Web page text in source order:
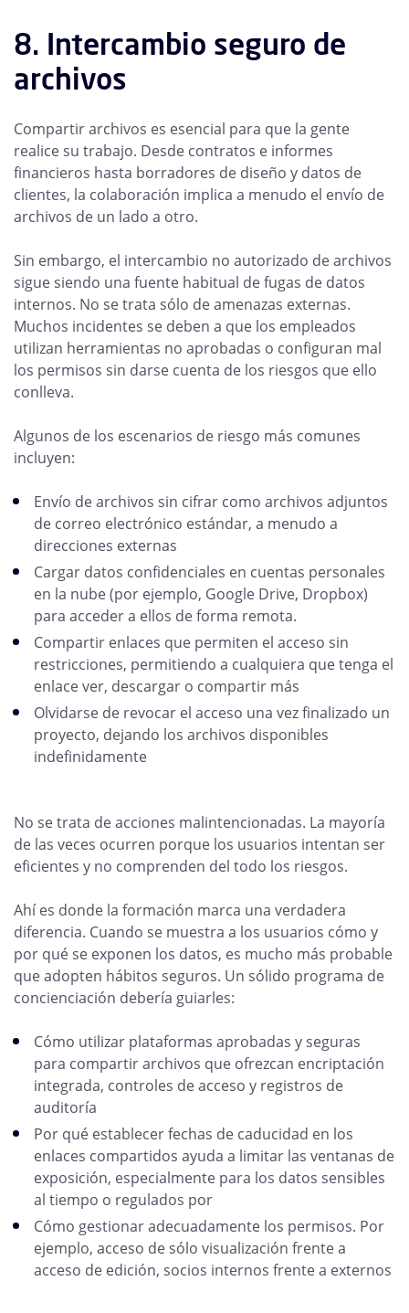
8. Intercambio seguro de
archivos
Compartir archivos es esencial para que la gente
realice su trabajo. Desde contratos e informes
financieros hasta borradores de diseño y datos de
clientes, la colaboración implica a menudo el envío de
archivos de un lado a otro.
Sin embargo, el intercambio no autorizado de archivos
sigue siendo una fuente habitual de fugas de datos
internos. No se trata sólo de amenazas externas.
Muchos incidentes se deben a que los empleados
utilizan herramientas no aprobadas o configuran mal
los permisos sin darse cuenta de los riesgos que ello
conlleva.
Algunos de los escenarios de riesgo más comunes
incluyen:
Envío de archivos sin cifrar como archivos adjuntos
de correo electrónico estándar, a menudo a
direcciones externas
Cargar datos confidenciales en cuentas personales
en la nube (por ejemplo, Google Drive, Dropbox)
para acceder a ellos de forma remota.
Compartir enlaces que permiten el acceso sin
restricciones, permitiendo a cualquiera que tenga el
enlace ver, descargar o compartir más
Olvidarse de revocar el acceso una vez finalizado un
proyecto, dejando los archivos disponibles
indefinidamente
No se trata de acciones malintencionadas. La mayoría
de las veces ocurren porque los usuarios intentan ser
eficientes y no comprenden del todo los riesgos.
Ahí es donde la formación marca una verdadera
diferencia. Cuando se muestra a los usuarios cómo y
por qué se exponen los datos, es mucho más probable
que adopten hábitos seguros. Un sólido programa de
concienciación debería guiarles:
Cómo utilizar plataformas aprobadas y seguras
para compartir archivos que ofrezcan encriptación
integrada, controles de acceso y registros de
auditoría
Por qué establecer fechas de caducidad en los
enlaces compartidos ayuda a limitar las ventanas de
exposición, especialmente para los datos sensibles
al tiempo o regulados por
Cómo gestionar adecuadamente los permisos. Por
ejemplo, acceso de sólo visualización frente a
acceso de edición, socios internos frente a externos